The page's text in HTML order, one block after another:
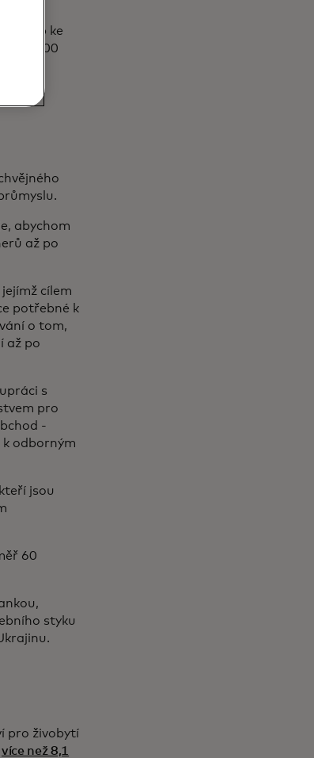
přístup ke
10 000
silou
abychom
až po
jejímž cílem
potřebné k
o tom,
až po
s
pro
-
odborným
jsou
60
styku
pro živobytí
více než 8,1